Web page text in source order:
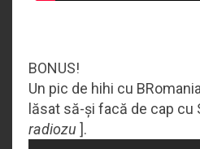
BONUS!
Un pic de hihi cu
lăsat să-și facă de cap cu
radiozu ].